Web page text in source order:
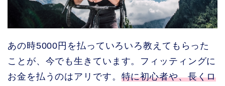
あの時5000円を払っていろいろ教えてもらった
ことが、今でも生きています。フィッティングに
お金を払うのはアリです。 特に初心者や、長くロ